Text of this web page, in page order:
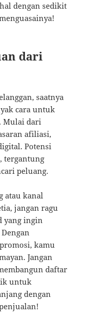
dengan sedikit
dari
saatnya
cara untuk
Mulai dari
afiliasi,
Potensi
tergantung
peluang.
atau kanal
jangan ragu
yang ingin
kamu
Jangan
daftar
untuk
dengan